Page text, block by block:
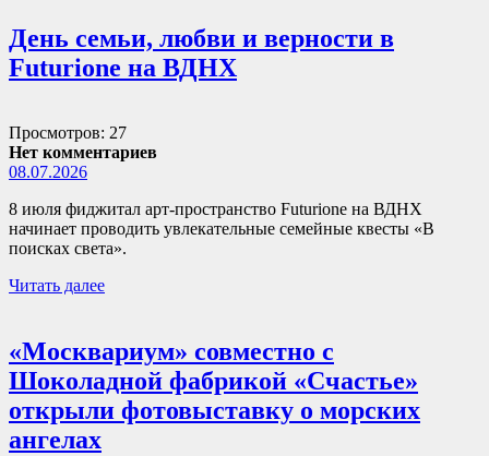
День семьи, любви и верности в
Futurione на ВДНХ
Просмотров: 27
Нет комментариев
08.07.2026
8 июля фиджитал арт-пространство Futurione на ВДНХ
начинает проводить увлекательные семейные квесты «В
поисках света».
Читать далее
«Москвариум» совместно с
Шоколадной фабрикой «Счастье»
открыли фотовыставку о морских
ангелах